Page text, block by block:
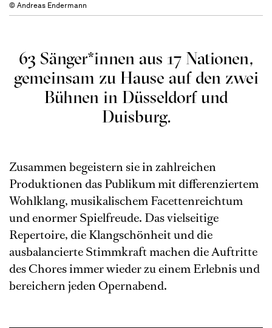
© Andreas Endermann
63 Sänger*innen aus 17 Nationen,
gemeinsam zu Hause auf den zwei
Bühnen in Düsseldorf und
Duisburg.
Zusammen begeistern sie in zahlreichen
Produktionen das Publikum mit differenziertem
Wohlklang, musikalischem Facettenreichtum
und enormer Spielfreude. Das vielseitige
Repertoire, die Klangschönheit und die
ausbalancierte Stimmkraft machen die Auftritte
des Chores immer wieder zu einem Erlebnis und
bereichern jeden Opernabend.